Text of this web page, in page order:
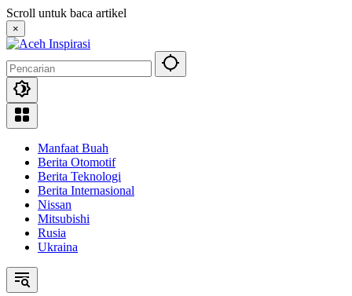
Langsung
ke
konten
Scroll untuk baca artikel
×
Manfaat Buah
Berita Otomotif
Berita Teknologi
Berita Internasional
Nissan
Mitsubishi
Rusia
Ukraina